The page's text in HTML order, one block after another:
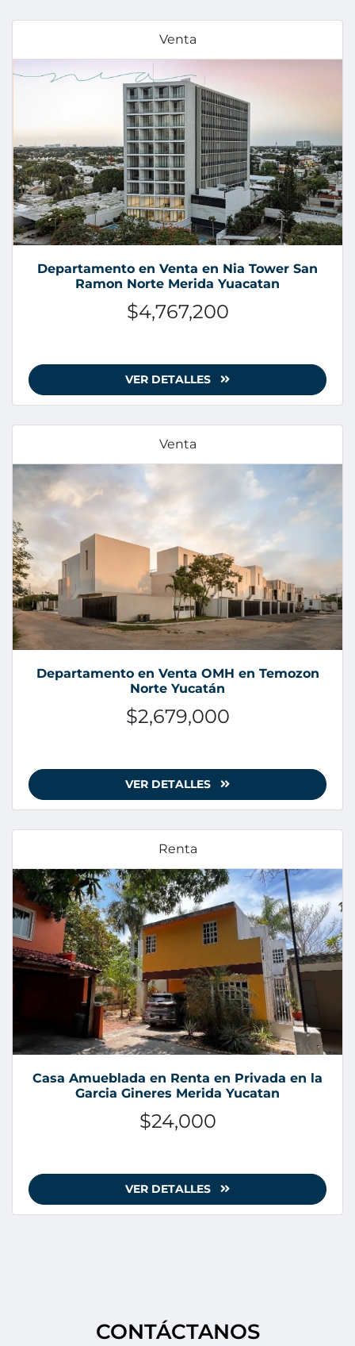
Venta
Departamento en Venta en Nia Tower San
Ramon Norte Merida Yuacatan
$4,767,200
VER DETALLES
Venta
Departamento en Venta OMH en Temozon
Norte Yucatán
$2,679,000
VER DETALLES
Renta
Casa Amueblada en Renta en Privada en la
Garcia Gineres Merida Yucatan
$24,000
VER DETALLES
CONTÁCTANOS